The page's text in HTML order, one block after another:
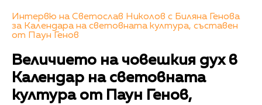
Интервю на Светослав Николов с Биляна Генова
за Календара на световната култура, съставен
от Паун Генов
Величието на човешкия дух в
Календар на световната
култура от Паун Генов,